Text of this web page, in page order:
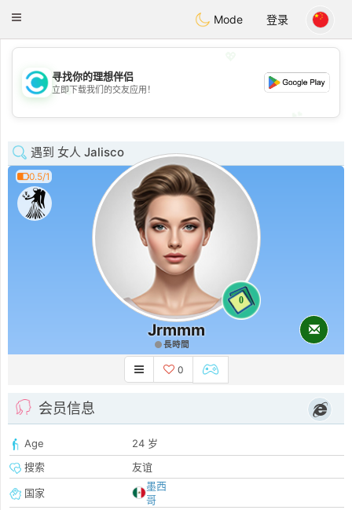
Citas
Toggle
Mode 登录
💖
寻找你的理想伴侣
立即下载我们的交友应用！
遇到 女人 Jalisco
0.5/1
0
Jrmmm
長時間
0
会员信息
Age
24 岁
搜索
友谊
国家
墨西
哥